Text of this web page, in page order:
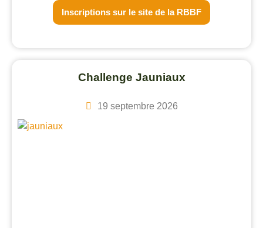
Inscriptions sur le site de la RBBF
Challenge Jauniaux
19 septembre 2026